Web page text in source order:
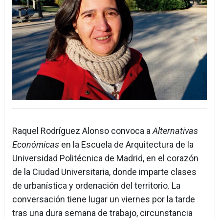
Raquel Rodríguez Alonso convoca aAlternativas
Económicas en la Escuela de Arquitectura de la
Universidad Politécnica de Madrid, en el corazón
de la Ciudad Universitaria, donde imparte clases
de urbanística y ordenación del territorio. La
conversación tiene lugar un viernes por la tarde
tras una dura semana de trabajo, circunstancia